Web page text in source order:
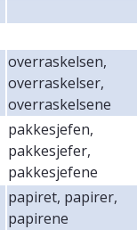
overraskelsen,
overraskelser,
overraskelsene
pakkesjefen,
pakkesjefer,
pakkesjefene
papiret, papirer,
papirene